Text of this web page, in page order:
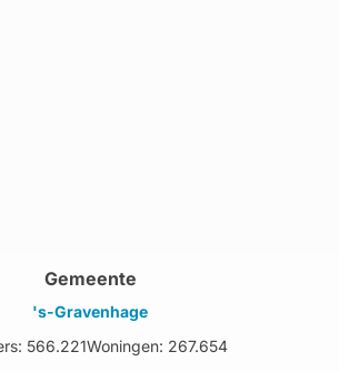
Gemeente
's-Gravenhage
566.221Woningen: 267.654